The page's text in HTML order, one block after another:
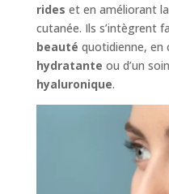
rides et en améliorant la
cutanée. Ils s’intègrent
beauté quotidienne, en
hydratante ou d’un
hyaluronique.